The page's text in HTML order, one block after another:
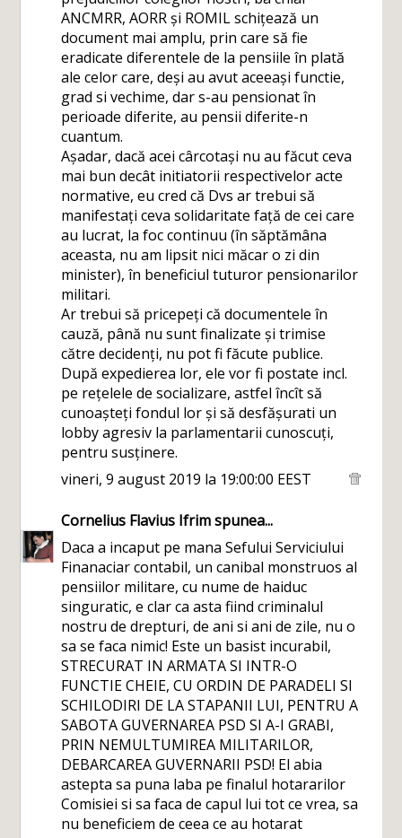
ANCMRR, AORR și ROMIL schițează un
document mai amplu, prin care să fie
eradicate diferentele de la pensiile în plată
ale celor care, deși au avut aceeași functie,
grad si vechime, dar s-au pensionat în
perioade diferite, au pensii diferite-n
cuantum.
Așadar, dacă acei cârcotași nu au făcut ceva
mai bun decât initiatorii respectivelor acte
normative, eu cred că Dvs ar trebui să
manifestați ceva solidaritate față de cei care
au lucrat, la foc continuu (în săptămâna
aceasta, nu am lipsit nici măcar o zi din
minister), în beneficiul tuturor pensionarilor
militari.
Ar trebui să pricepeți că documentele în
cauză, până nu sunt finalizate și trimise
către decidenți, nu pot fi făcute publice.
După expedierea lor, ele vor fi postate incl.
pe rețelele de socializare, astfel încît să
cunoașteți fondul lor și să desfășurati un
lobby agresiv la parlamentarii cunoscuți,
pentru susținere.
vineri, 9 august 2019 la 19:00:00 EEST
Cornelius Flavius Ifrimspunea...
Daca a incaput pe mana Sefului Serviciului
Finanaciar contabil, un canibal monstruos al
pensiilor militare, cu nume de haiduc
singuratic, e clar ca asta fiind criminalul
nostru de drepturi, de ani si ani de zile, nu o
sa se faca nimic! Este un basist incurabil,
STRECURAT IN ARMATA SI INTR-O
FUNCTIE CHEIE, CU ORDIN DE PARADELI SI
SCHILODIRI DE LA STAPANII LUI, PENTRU A
SABOTA GUVERNAREA PSD SI A-I GRABI,
PRIN NEMULTUMIREA MILITARILOR,
DEBARCAREA GUVERNARII PSD! El abia
astepta sa puna laba pe finalul hotararilor
Comisiei si sa faca de capul lui tot ce vrea, sa
nu beneficiem de ceea ce au hotarat